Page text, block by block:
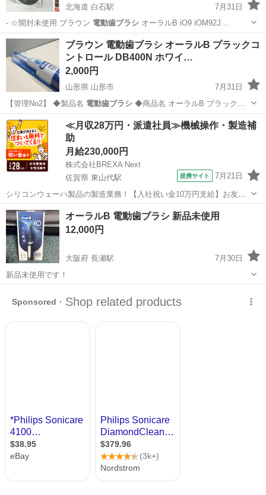
北海道 白石駅
7月31日
- ☆開封未使用 ブラウン 電動歯ブラシオーラルB iO9 iOM92J…
北海道 札幌市 白石駅 美容家電 オーラルB
ブラウン 電動歯ブラシ オーラルB プラックコ
ントロール DB400N ホワイ…
2,000円
山形県 山形市
7月31日
【管理No2】 ◆製品名 電動歯ブラシ◆商品名 オーラルB プラック…
山形 山形市 その他 オーラルB
≪月収28万円・派遣社員≫機械操作・製造補
助
月給230,000円
株式会社BREXA Next
佐賀県 東山代駅
提携サイト 7月21日
シリコンウェーハ製品の製造業務！【入社祝い金10万円支給】お友達
やカップルとの応募OK◎年間休日129日＆休出なしでプライベート充
実♪業務はクリーンルームで快適作業◎自社正社員登用制度あり★1食
300円～の格安食堂あり！《佐...
佐賀 伊万里市 東山代駅 その他
オーラルB 電動歯ブラシ 新品未使用
12,000円
大阪府 長瀬駅
7月30日
新品未使用です！